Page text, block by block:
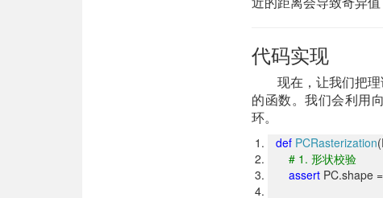
代码实现
现在，让我们把
的函数。我们会利用
环。
def PCRasterization
# 1. 形状校验
assert PC.shape